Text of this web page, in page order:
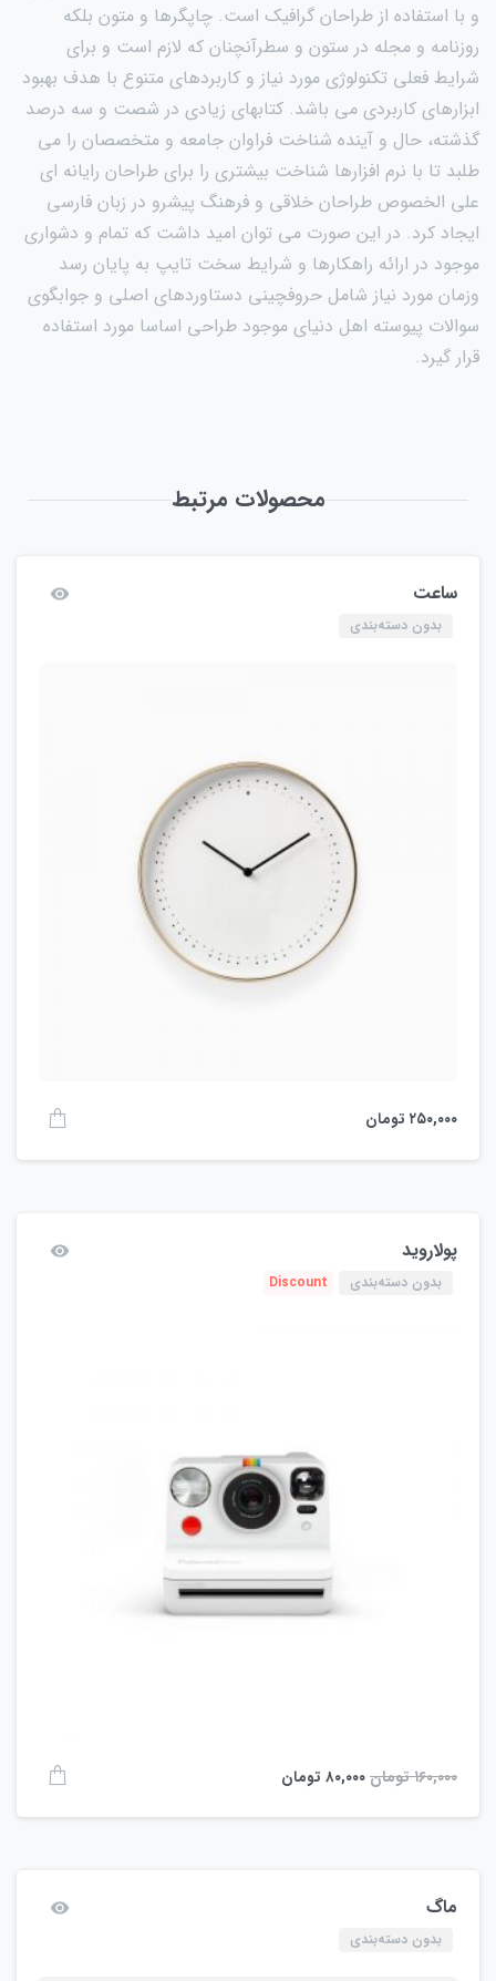
و با استفاده از طراحان گرافیک است. چاپگرها و متون بلکه
روزنامه و مجله در ستون و سطرآنچنان که لازم است و برای
شرایط فعلی تکنولوژی مورد نیاز و کاربردهای متنوع با هدف بهبود
ابزارهای کاربردی می باشد. کتابهای زیادی در شصت و سه درصد
گذشته، حال و آینده شناخت فراوان جامعه و متخصصان را می
طلبد تا با نرم افزارها شناخت بیشتری را برای طراحان رایانه ای
علی الخصوص طراحان خلاقی و فرهنگ پیشرو در زبان فارسی
ایجاد کرد. در این صورت می توان امید داشت که تمام و دشواری
موجود در ارائه راهکارها و شرایط سخت تایپ به پایان رسد
وزمان مورد نیاز شامل حروفچینی دستاوردهای اصلی و جوابگوی
سوالات پیوسته اهل دنیای موجود طراحی اساسا مورد استفاده
قرار گیرد.
محصولات مرتبط
ساعت
بدون دسته‌بندی
۲۵۰,۰۰۰ تومان
پولاروید
بدون دسته‌بندی Discount
۱۶۰,۰۰۰تومان۸۰,۰۰۰ تومان
ماگ
بدون دسته‌بندی